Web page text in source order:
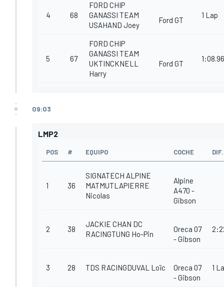
4 68
FORD CHIP
GANASSI TEAM
USAHAND Joey
Ford GT
1 Lap
5 67
FORD CHIP
GANASSI TEAM
UKTINCKNELL
Harry
Ford GT
09:03
LMP2
POS # EQUIPO COCHE DIF.
1 36
SIGNATECH ALPINE
MATMUTLAPIERRE
Nicolas
Alpine
A470 -
Gibson
2 38
JACKIE CHAN DC
RACINGTUNG Ho-Pin
Oreca 07
- Gibson
3 28 TDS RACINGDUVAL Loïc
Oreca 07
- Gibson
1